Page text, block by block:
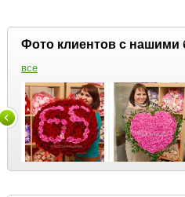
Фото клиентов с нашими
все